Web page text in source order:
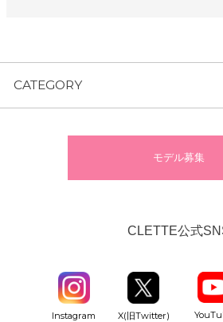
CATEGORY
モデル募集
CLETTE公式
Instagram X(旧Twitter)